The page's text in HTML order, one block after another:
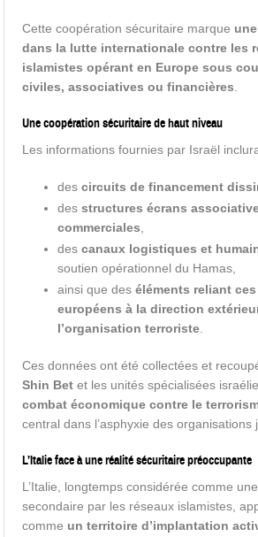
Cette coopération sécuritaire marque
dans la lutte internationale contre les
islamistes opérant en Europe sous
civiles, associatives ou financières
Une coopération sécuritaire de haut niveau
Les informations fournies par Israël
descircuits de financement
desstructures écrans
commerciales
descanaux logistiques et
soutien opérationnel du Hamas,
ainsi que deséléments reliant
européens à la direction
l’organisation terroriste
Ces données ont été collectées et
Shin Bet et les unités spécialisées
combat économique contre le
central dans l’asphyxie des organisations
L’Italie face à une réalité sécuritaire préoccupante
L’Italie, longtemps considérée comme
secondaire par les réseaux islamistes,
comme un territoire d’implantation